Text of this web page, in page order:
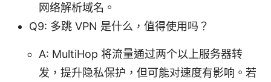
网络解析域名。
Q9: 多跳 VPN 是什么，值得使用吗？
A: MultiHop 将流量通过两个以上服务器转
发，提升隐私保护，但可能对速度有影响。若